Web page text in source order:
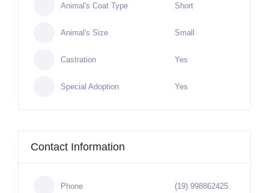
Animal's Coat Type Short
Animal's Size Small
Castration Yes
Special Adoption Yes
Contact Information
Phone (19) 998862425